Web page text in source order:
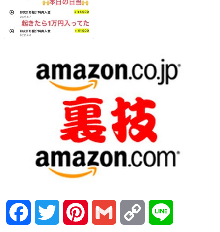
Facebook Twitter Pinterest Gmail Copy